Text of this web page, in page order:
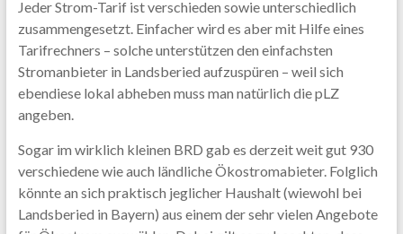
Jeder Strom-Tarif ist verschieden sowie unterschiedlich
zusammengesetzt. Einfacher wird es aber mit Hilfe eines
Tarifrechners – solche unterstützen den einfachsten
Stromanbieter in Landsberied aufzuspüren – weil sich
ebendiese lokal abheben muss man natürlich die pLZ
angeben.
Sogar im wirklich kleinen BRD gab es derzeit weit gut 930
verschiedene wie auch ländliche Ökostromabieter. Folglich
könnte an sich praktisch jeglicher Haushalt (wiewohl bei
Landsberied in Bayern) aus einem der sehr vielen Angebote